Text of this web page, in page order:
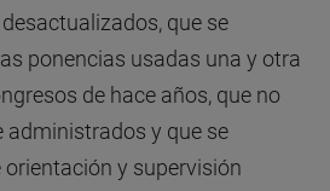
que se
ponencias usadas una y otra
de hace años, que no
y que se
y supervisión